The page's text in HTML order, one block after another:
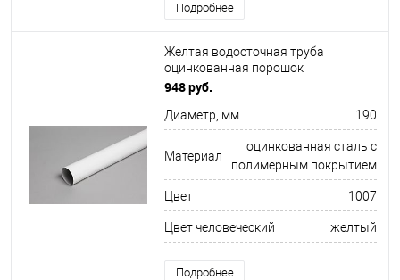
Подробнее
Желтая водосточная труба
оцинкованная порошок
ф190х1250мм RAL 1007
948 руб.
Диаметр, мм 190
Материал
оцинкованная сталь с
полимерным покрытием
Цвет 1007
Цвет человеческий желтый
Подробнее